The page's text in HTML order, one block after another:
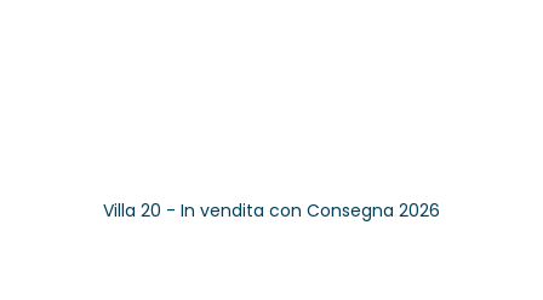
Villa 20 - In vendita con Consegna 2026